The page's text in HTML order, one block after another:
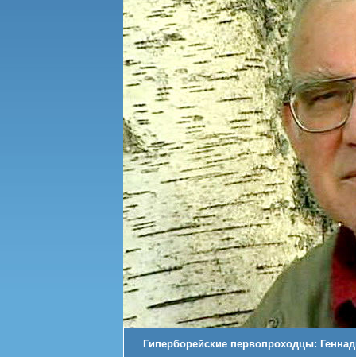
Гиперборейские первопроходцы: